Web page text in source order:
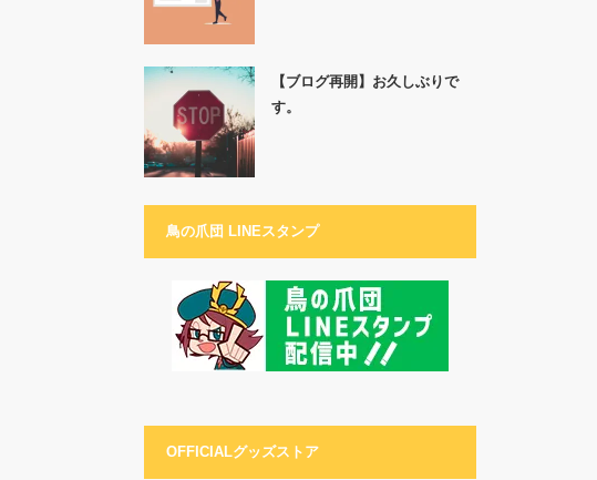
【ブログ再開】お久しぶりで
す。
鳥の爪団 LINEスタンプ
OFFICIALグッズストア